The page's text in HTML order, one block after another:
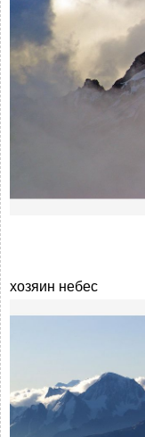
хозяин небес